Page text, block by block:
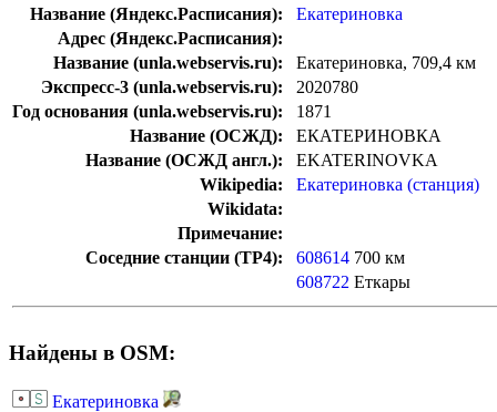
Название (Яндекс.Расписания):
Екатериновка
Адрес (Яндекс.Расписания):
Название (unla.webservis.ru):
Екатериновка, 709,4 км
Экспресс-3 (unla.webservis.ru):
2020780
Год основания (unla.webservis.ru):
1871
Название (ОСЖД):
ЕКАТЕРИНОВКА
Название (ОСЖД англ.):
EKATERINOVKA
Wikipedia:
Екатериновка (станция)
Wikidata:
Примечание:
Соседние станции (ТР4):
608614 700 км
608722 Еткары
Найдены в OSM:
Екатериновка